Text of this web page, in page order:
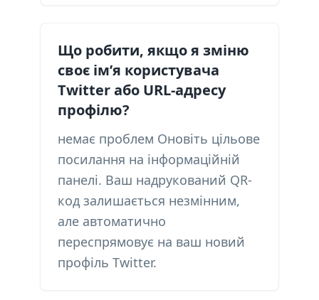
Що робити, якщо я зміню
своє ім’я користувача
Twitter або URL-адресу
профілю?
немає проблем Оновіть цільове
посилання на інформаційній
панелі. Ваш надрукований QR-
код залишається незмінним,
але автоматично
переспрямовує на ваш новий
профіль Twitter.